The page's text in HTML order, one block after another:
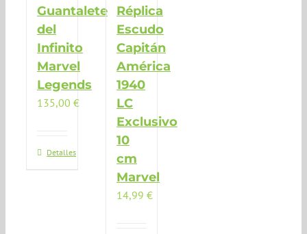
Guantalete
del
Infinito
Marvel
Legends
135,00 €
Detalles
Réplica
Escudo
Capitán
América
1940
LC
Exclusivo
10
cm
Marvel
14,99€